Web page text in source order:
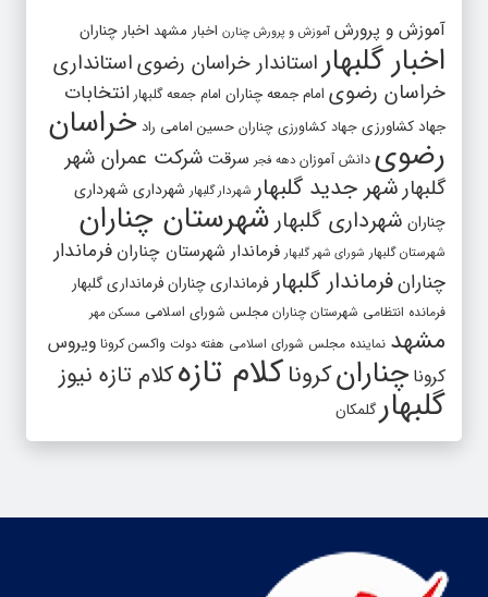
آموزش و پرورش آموزش و پرورش چنارن اخبار مشهد اخبار چناران
اخبار گلبهار استاندار خراسان رضویاستانداری
خراسان رضوی امام جمعه چناران امام جمعه گلبهار انتخابات
جهاد کشاورزی جهاد کشاورزی چناران حسین امامی راد خراسان
رضوی دانش آموزان دهه فجر سرقت شرکت عمران شهر
گلبهارشهر جدید گلبهار شهردار گلبهار شهرداری شهرداری
چناران شهرداری گلبهار شهرستان چناران
شهرستان گلبهار شورای شهر گلبهار فرماندار شهرستان چناران فرماندار
چنارانفرماندار گلبهار فرمانداری چنارانفرمانداری گلبهار
فرمانده انتظامی شهرستان چناران مجلس شورای اسلامی مسکن مهر
مشهد نماینده مجلس شورای اسلامی هفته دولت واکسن کرونا ویروس
کرونا چنارانکروناکلام تازهکلام تازه نیوز
گلبهارگلمکان